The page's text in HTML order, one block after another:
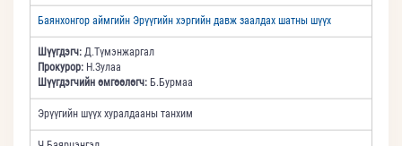
Баянхонгор аймгийн Эрүүгийн хэргийн давж заалдах шатны шүүх
Шүүгдэгч: Д.Түмэнжаргал
Прокурор: Н.Зулаа
Шүүгдэгчийн өмгөөлөгч: Б.Бурмаа
Эрүүгийн шүүх хуралдааны танхим